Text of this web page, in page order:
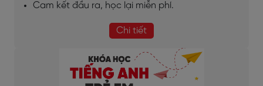
Cam kết đầu ra, học lại miễn phí.
Chi tiết